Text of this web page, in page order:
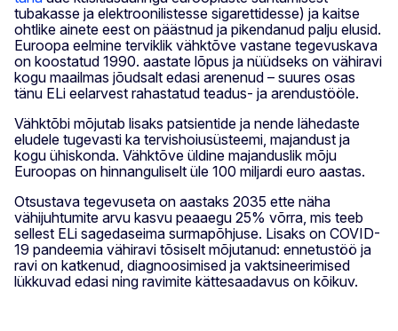
tubakasse ja elektroonilistesse sigarettidesse) ja kaitse
ohtlike ainete eest on päästnud ja pikendanud palju elusid.
Euroopa eelmine terviklik vähktõve vastane tegevuskava
on koostatud 1990. aastate lõpus ja nüüdseks on vähiravi
kogu maailmas jõudsalt edasi arenenud – suures osas
tänu ELi eelarvest rahastatud teadus- ja arendustööle.
Vähktõbi mõjutab lisaks patsientide ja nende lähedaste
eludele tugevasti ka tervishoiusüsteemi, majandust ja
kogu ühiskonda. Vähktõve üldine majanduslik mõju
Euroopas on hinnanguliselt üle 100 miljardi euro aastas.
Otsustava tegevuseta on aastaks 2035 ette näha
vähijuhtumite arvu kasvu peaaegu 25% võrra, mis teeb
sellest ELi sagedaseima surmapõhjuse. Lisaks on COVID-
19 pandeemia vähiravi tõsiselt mõjutanud: ennetustöö ja
ravi on katkenud, diagnoosimised ja vaktsineerimised
lükkuvad edasi ning ravimite kättesaadavus on kõikuv.